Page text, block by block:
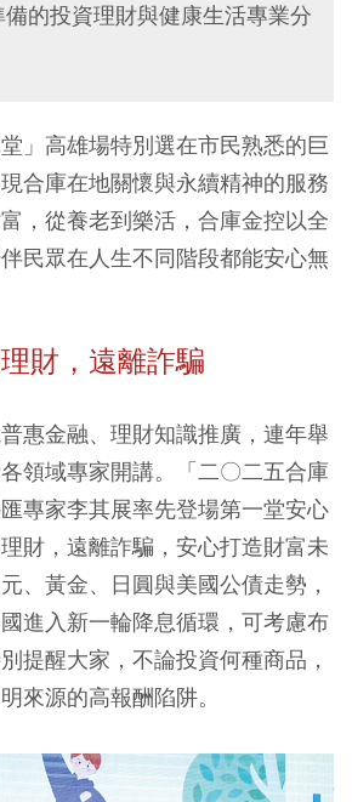
的投資理財與健康生活專業分
堂」高雄場特別選在市民熟悉的巨
合庫在地關懷與永續精神的服務
，從養老到樂活，合庫金控以全
民眾在人生不同階段都能安心無
財，遠離詐騙
惠金融、理財知識推廣，連年舉
領域專家開講。「二〇二五合庫
專家李其展率先登場第一堂安心
財，遠離詐騙，安心打造財富未
、黃金、日圓與美國公債走勢，
進入新一輪降息循環，可考慮布
提醒大家，不論投資何種商品，
來源的高報酬陷阱。